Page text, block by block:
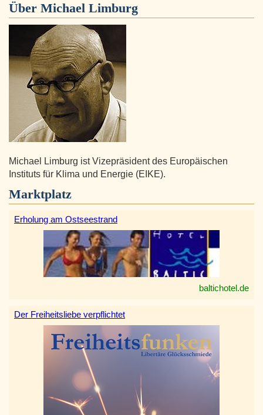
Über Michael Limburg
Michael Limburg ist Vizepräsident des Europäischen
Instituts für Klima und Energie (EIKE).
Marktplatz
Erholung am Ostseestrand
baltichotel.de
Der Freiheitsliebe verpflichtet